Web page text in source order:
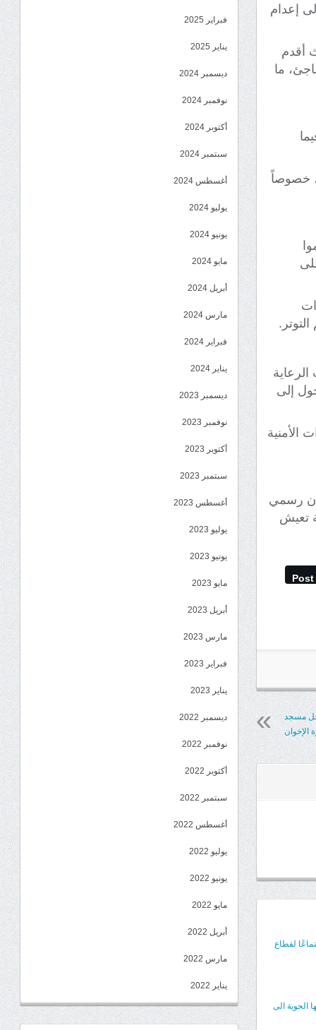
إعدام
أقدم
ما
خصوصاً
إلى
الأمنية
رسمي
تعيش
Post
مسجد
الإخوان
لقطاع
الجوية الى
فبراير 2025
يناير 2025
ديسمبر 2024
نوفمبر 2024
أكتوبر 2024
سبتمبر 2024
أغسطس 2024
يوليو 2024
يونيو 2024
مايو 2024
أبريل 2024
مارس 2024
فبراير 2024
يناير 2024
ديسمبر 2023
نوفمبر 2023
أكتوبر 2023
سبتمبر 2023
أغسطس 2023
يوليو 2023
يونيو 2023
مايو 2023
أبريل 2023
مارس 2023
فبراير 2023
يناير 2023
ديسمبر 2022
نوفمبر 2022
أكتوبر 2022
سبتمبر 2022
أغسطس 2022
يوليو 2022
يونيو 2022
مايو 2022
أبريل 2022
مارس 2022
يناير 2022